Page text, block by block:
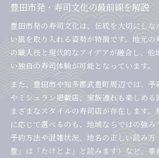
豊田市発・寿司文化の最前線を解説
豊田市発の寿司文化は、伝統を大切にしな
い風を取り入れる姿勢が特徴です。地元の
の職人技と現代的なアイデアが融合し、他
い独自の寿司体験が可能となっています。
また、豊田市や知多郡武豊町周辺では、予
やミシュラン掲載店、家族連れも楽しめる
まざまなスタイルの寿司店が存在します。
に応じて選べるのも、地域ならではの強み
予約方法や混雑状況、地名の正しい読み方
豊」は「たけとよ」と読みます）など、事